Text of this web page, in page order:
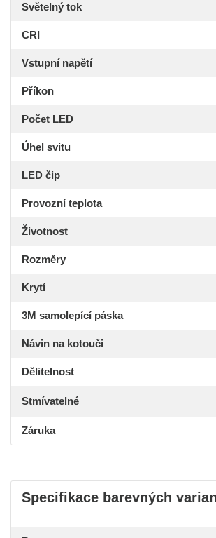
Světelný tok
CRI
Vstupní napětí
Příkon
Počet LED
Úhel svitu
LED čip
Provozní teplota
Životnost
Rozměry
Krytí
3M samolepící páska
Návin na kotouči
Dělitelnost
Stmívatelné
Záruka
Specifikace barevných